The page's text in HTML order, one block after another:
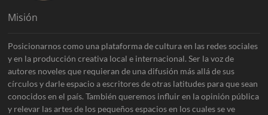
Misión
Posicionarnos como una plataforma de cultura en las redes sociales
y en la producción creativa local e internacional. Ser la voz de
autores noveles que requieran de una difusión más allá de sus
círculos y darle espacio a escritores de otras latitudes para que sean
conocidos en el país. También queremos influir en la opinión pública
y relevar las artes de los pequeños espacios en los cuales se ve